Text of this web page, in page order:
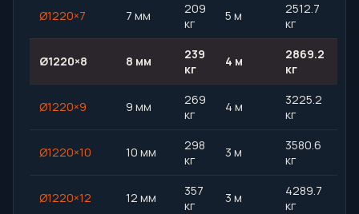
Ø1220×7 7 мм
209
кг
5 м
2512.7
кг
Ø1220×8 8 мм
239
кг
4 м
2869.2
кг
Ø1220×9 9 мм
269
кг
4 м
3225.2
кг
Ø1220×10 10 мм
298
кг
3 м
3580.6
кг
Ø1220×12 12 мм
357
кг
3 м
4289.7
кг